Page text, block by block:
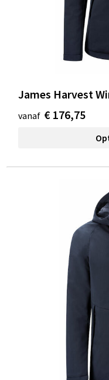
James Harvest
vanaf € 176,75